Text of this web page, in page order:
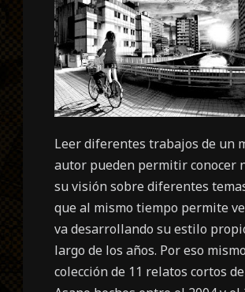
Leer diferentes trabajos de un
autor pueden permitir conocer
su visión sobre diferentes
que al mismo tiempo permite
va desarrollando su estilo
largo de los años. Por eso
colección de 11 relatos cortos